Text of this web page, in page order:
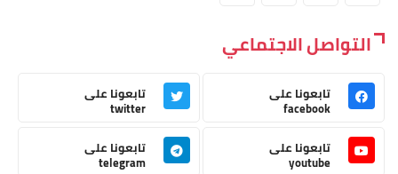
التواصل الاجتماعي
تابعونا على
facebook
تابعونا على
twitter
تابعونا على
youtube
تابعونا على
telegram